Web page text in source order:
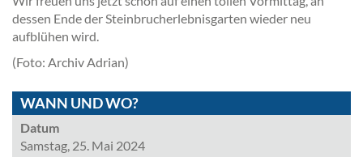
dessen Ende der Steinbrucherlebnisgarten wieder neu
aufblühen wird.
(Foto: Archiv Adrian)
WANN UND WO?
Datum
Samstag, 25. Mai 2024